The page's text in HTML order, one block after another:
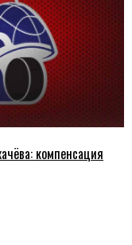
компенсация